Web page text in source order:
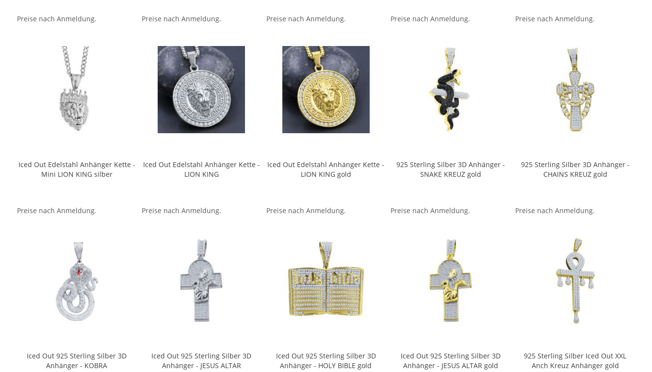
Preise nach Anmeldung. Preise nach Anmeldung. Preise nach Anmeldung. Preise nach Anmeldung. Preise nach Anmeldung.
Iced Out Edelstahl Anhänger Kette -
Mini LION KING silber
Preise nach Anmeldung.
Iced Out Edelstahl Anhänger Kette -
LION KING
Preise nach Anmeldung.
Iced Out Edelstahl Anhänger Kette -
LION KING gold
Preise nach Anmeldung.
925 Sterling Silber 3D Anhänger -
SNAKE KREUZ gold
Preise nach Anmeldung.
925 Sterling Silber 3D Anhänger -
CHAINS KREUZ gold
Preise nach Anmeldung.
Iced Out 925 Sterling Silber 3D
Anhänger - KOBRA
Iced Out 925 Sterling Silber 3D
Anhänger - JESUS ALTAR
Iced Out 925 Sterling Silber 3D
Anhänger - HOLY BIBLE gold
Iced Out 925 Sterling Silber 3D
Anhänger - JESUS ALTAR gold
925 Sterling Silber Iced Out XXL
Anch Kreuz Anhänger gold